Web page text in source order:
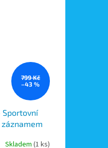
799 Kč
–43 %
Sportovní
Skladem (1 ks)